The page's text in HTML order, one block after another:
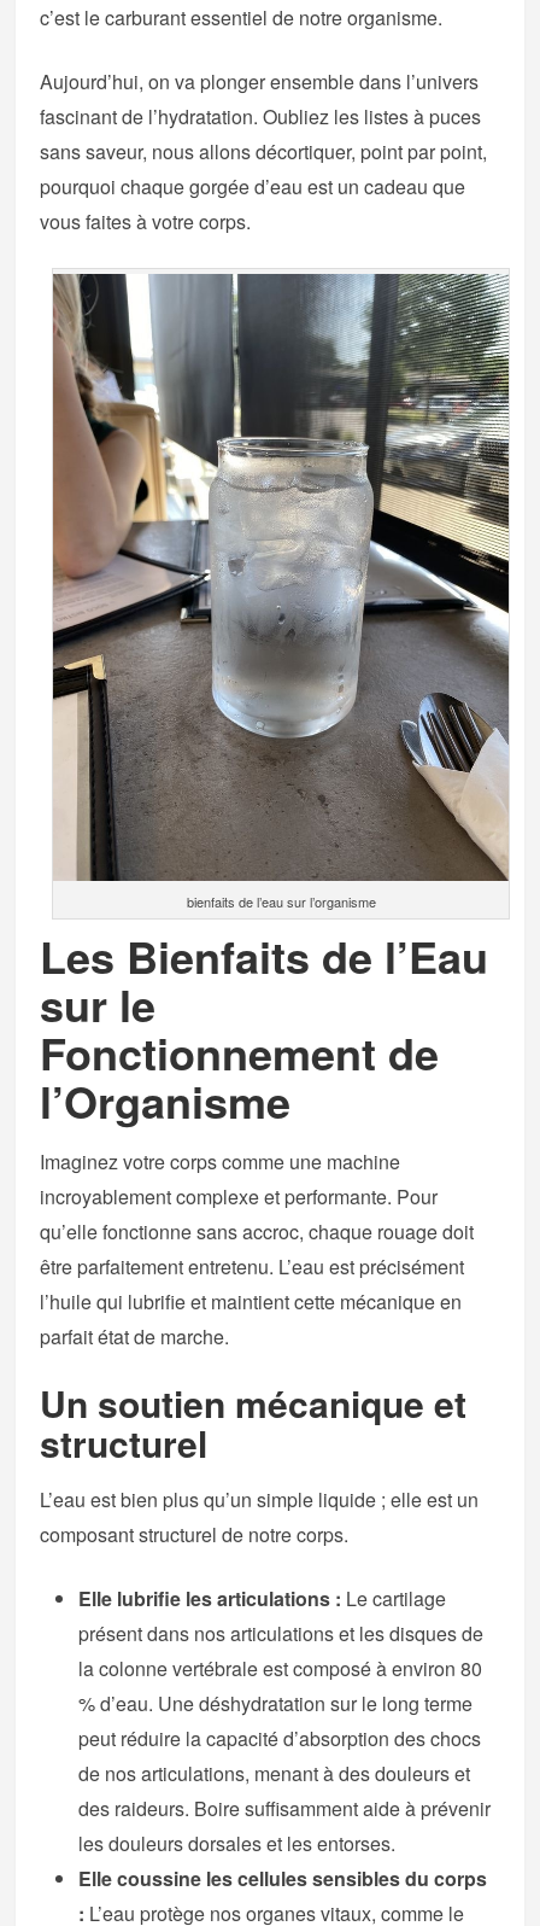
c’est le carburant essentiel de notre organisme.
Aujourd’hui, on va plonger ensemble dans l’univers
fascinant de l’hydratation. Oubliez les listes à puces
sans saveur, nous allons décortiquer, point par point,
pourquoi chaque gorgée d’eau est un cadeau que
vous faites à votre corps.
bienfaits de l’eau sur l’organisme
Les Bienfaits de l’Eau
sur le
Fonctionnement de
l’Organisme
Imaginez votre corps comme une machine
incroyablement complexe et performante. Pour
qu’elle fonctionne sans accroc, chaque rouage doit
être parfaitement entretenu. L’eau est précisément
l’huile qui lubrifie et maintient cette mécanique en
parfait état de marche.
Un soutien mécanique et
structurel
L’eau est bien plus qu’un simple liquide ; elle est un
composant structurel de notre corps.
Elle lubrifie les articulations : Le cartilage
présent dans nos articulations et les disques de
la colonne vertébrale est composé à environ 80
% d’eau. Une déshydratation sur le long terme
peut réduire la capacité d’absorption des chocs
de nos articulations, menant à des douleurs et
des raideurs. Boire suffisamment aide à prévenir
les douleurs dorsales et les entorses.
Elle coussine les cellules sensibles du corps
: L’eau protège nos organes vitaux, comme le